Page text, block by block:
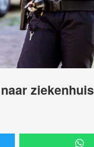
ziekenhuis